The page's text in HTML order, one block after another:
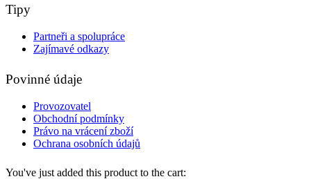
Tipy
Partneři a spolupráce
Zajímavé odkazy
Povinné údaje
Provozovatel
Obchodní podmínky
Právo na vrácení zboží
Ochrana osobních údajů
You've just added this product to the cart: